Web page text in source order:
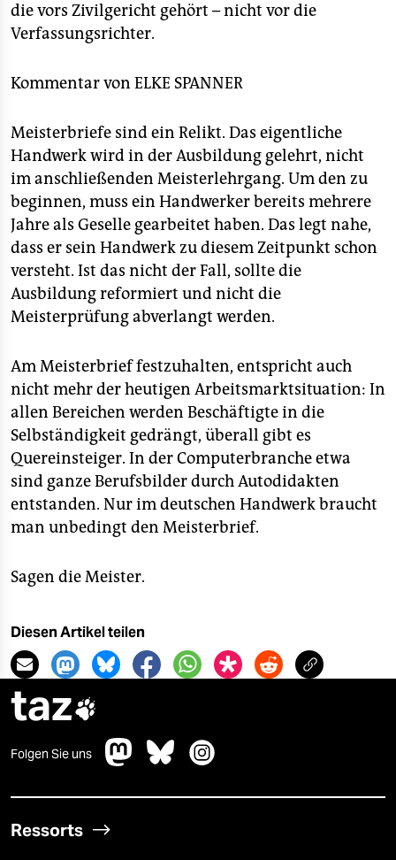
veranstaltungen
fragen & hilfe
unterstützen
abo
genossenschaft
epaper login
die vors Zivilgericht gehört – nicht vor die
Verfassungsrichter.
Kommentar von ELKE SPANNER
Meisterbriefe sind ein Relikt. Das eigentliche
Handwerk wird in der Ausbildung gelehrt, nicht
im anschließenden Meisterlehrgang. Um den zu
beginnen, muss ein Handwerker bereits mehrere
Jahre als Geselle gearbeitet haben. Das legt nahe,
dass er sein Handwerk zu diesem Zeitpunkt schon
versteht. Ist das nicht der Fall, sollte die
Ausbildung reformiert und nicht die
Meisterprüfung abverlangt werden.
Am Meisterbrief festzuhalten, entspricht auch
nicht mehr der heutigen Arbeitsmarktsituation: In
allen Bereichen werden Beschäftigte in die
Selbständigkeit gedrängt, überall gibt es
Quereinsteiger. In der Computerbranche etwa
sind ganze Berufsbilder durch Autodidakten
entstanden. Nur im deutschen Handwerk braucht
man unbedingt den Meisterbrief.
Sagen die Meister.
Diesen Artikel teilen
taz
Folgen Sie uns
Ressorts